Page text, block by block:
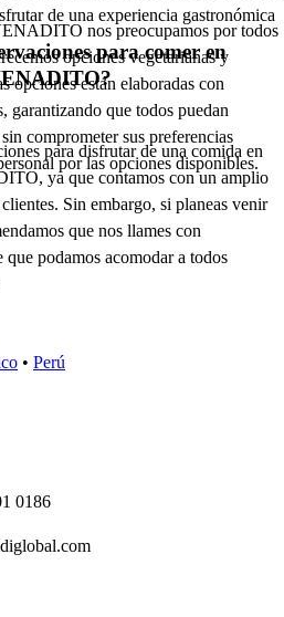
de una experiencia gastronómica
nos preocupamos por todos
opciones vegetarianas y
opciones están elaboradas con
garantizando que todos puedan
comprometer sus preferencias
por las opciones disponibles.
para comer en
para disfrutar de una comida en
ya que contamos con un amplio
Sin embargo, si planeas venir
que nos llames con
podamos acomodar a todos
• Perú
0186